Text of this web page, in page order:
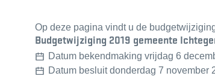
Op deze pagina vindt u de
Overzicht
Budgetwijziging 2019 gemeente
Datum bekendmaking vrijdag 6
Datum besluitdonderdag 7 november